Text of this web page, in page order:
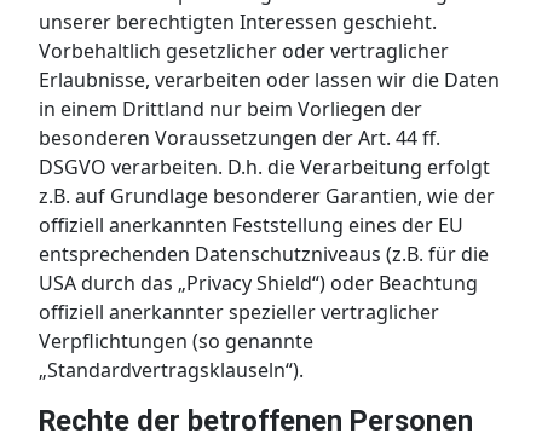
unserer berechtigten Interessen geschieht.
Vorbehaltlich gesetzlicher oder vertraglicher
Erlaubnisse, verarbeiten oder lassen wir die Daten
in einem Drittland nur beim Vorliegen der
besonderen Voraussetzungen der Art. 44 ff.
DSGVO verarbeiten. D.h. die Verarbeitung erfolgt
z.B. auf Grundlage besonderer Garantien, wie der
offiziell anerkannten Feststellung eines der EU
entsprechenden Datenschutzniveaus (z.B. für die
USA durch das „Privacy Shield“) oder Beachtung
offiziell anerkannter spezieller vertraglicher
Verpflichtungen (so genannte
„Standardvertragsklauseln“).
Rechte der betroffenen Personen